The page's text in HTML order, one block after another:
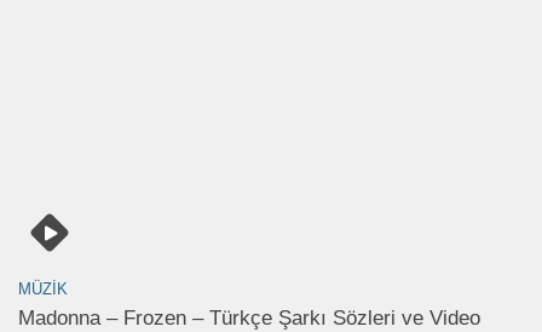
MÜZIK
Madonna – Frozen – Türkçe Şarkı Sözleri ve Video